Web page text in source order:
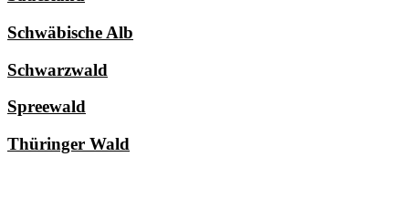
Schwäbische Alb
Schwarzwald
Spreewald
Thüringer Wald